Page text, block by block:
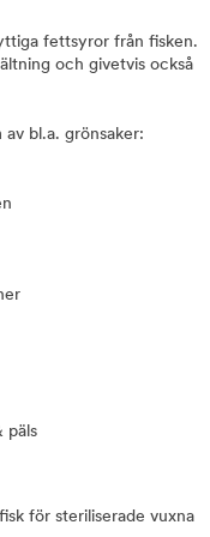
fettsyror från fisken.
och givetvis också
bl.a. grönsaker:
päls
för steriliserade vuxna